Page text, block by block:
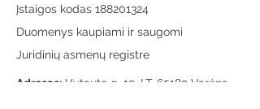
Įstaigos kodas 188201324
Duomenys kaupiami ir saugomi
Juridinių asmenų registre
Adresas: Vytauto g. 19, LT-65189 Varėna